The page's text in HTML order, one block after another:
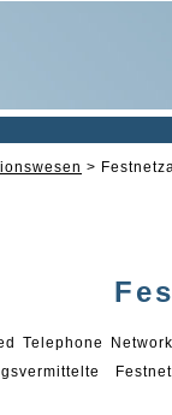
>
Telephone